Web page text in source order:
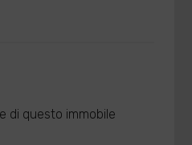
di questo immobile